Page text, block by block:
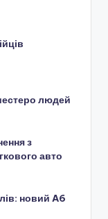
людей
з
авто
новий A6